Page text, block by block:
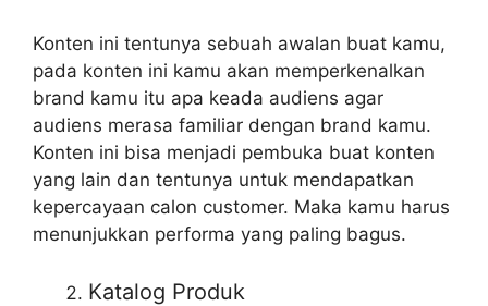
Konten ini tentunya sebuah awalan buat kamu,
pada konten ini kamu akan memperkenalkan
brand kamu itu apa keada audiens agar
audiens merasa familiar dengan brand kamu.
Konten ini bisa menjadi pembuka buat konten
yang lain dan tentunya untuk mendapatkan
kepercayaan calon customer. Maka kamu harus
menunjukkan performa yang paling bagus.
Katalog Produk